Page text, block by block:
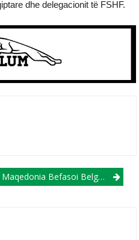
dhe delegacionit të FSHF.
Maqedonia Befasoi Belgjikën Në Gent! (VIDEO)